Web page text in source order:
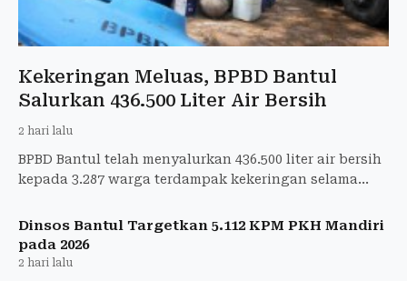
Kekeringan Meluas, BPBD Bantul
Salurkan 436.500 Liter Air Bersih
2 hari lalu
BPBD Bantul telah menyalurkan 436.500 liter air bersih
kepada 3.287 warga terdampak kekeringan selama
Dinsos Bantul Targetkan 5.112 KPM PKH Mandiri
pada 2026
2 hari lalu